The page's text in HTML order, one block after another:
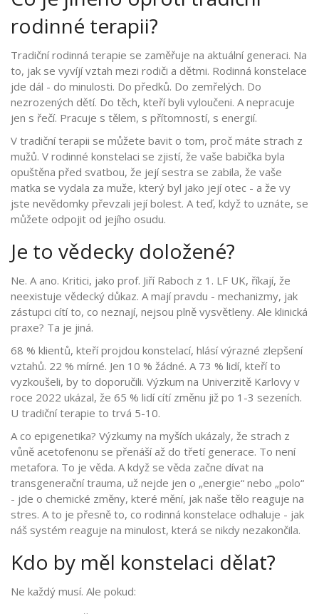
rodinné terapii?
Tradiční rodinná terapie se zaměřuje na aktuální generaci. Na
to, jak se vyvíjí vztah mezi rodiči a dětmi. Rodinná konstelace
jde dál - do minulosti. Do předků. Do zemřelých. Do
nezrozených dětí. Do těch, kteří byli vyloučeni. A nepracuje
jen s řečí. Pracuje s tělem, s přítomností, s energií.
V tradiční terapii se můžete bavit o tom, proč máte strach z
mužů. V rodinné konstelaci se zjistí, že vaše babička byla
opuštěna před svatbou, že její sestra se zabila, že vaše
matka se vydala za muže, který byl jako její otec - a že vy
jste nevědomky převzali její bolest. A teď, když to uznáte, se
můžete odpojit od jejího osudu.
Je to vědecky doložené?
Ne. A ano. Kritici, jako prof. Jiří Raboch z 1. LF UK, říkají, že
neexistuje vědecký důkaz. A mají pravdu - mechanizmy, jak
zástupci cítí to, co neznají, nejsou plně vysvětleny. Ale klinická
praxe? Ta je jiná.
68 % klientů, kteří projdou konstelací, hlásí výrazné zlepšení
vztahů. 22 % mírné. Jen 10 % žádné. A 73 % lidí, kteří to
vyzkoušeli, by to doporučili. Výzkum na Univerzitě Karlovy v
roce 2022 ukázal, že 65 % lidí cítí změnu již po 1-3 sezeních.
U tradiční terapie to trvá 5-10.
A co epigenetika? Výzkumy na myších ukázaly, že strach z
vůně acetofenonu se přenáší až do třetí generace. To není
metafora. To je věda. A když se věda začne dívat na
transgenerační trauma, už nejde jen o „energie“ nebo „polo“
- jde o chemické změny, které mění, jak naše tělo reaguje na
stres. A to je přesně to, co rodinná konstelace odhaluje - jak
náš systém reaguje na minulost, která se nikdy nezakončila.
Kdo by měl konstelaci dělat?
Ne každý musí. Ale pokud: